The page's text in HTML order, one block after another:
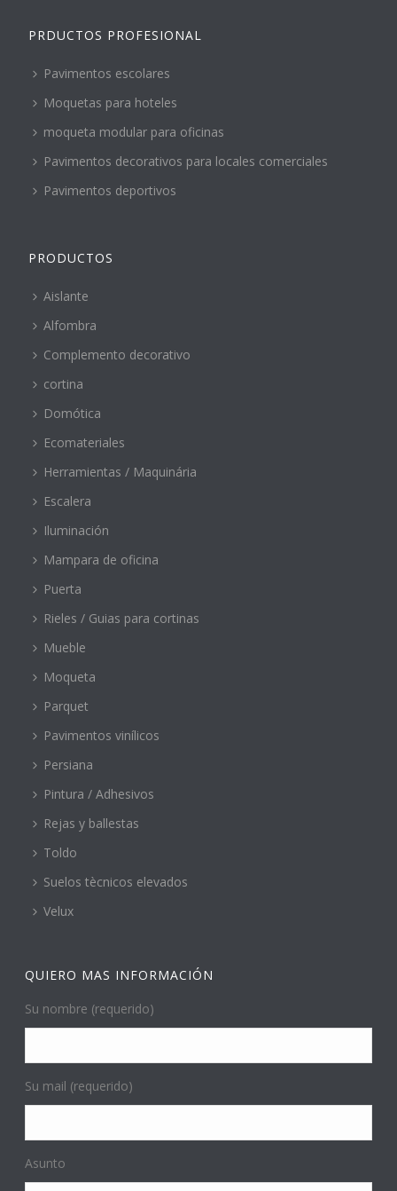
PRDUCTOS PROFESIONAL
Pavimentos escolares
Moquetas para hoteles
moqueta modular para oficinas
Pavimentos decorativos para locales comerciales
Pavimentos deportivos
PRODUCTOS
Aislante
Alfombra
Complemento decorativo
cortina
Domótica
Ecomateriales
Herramientas / Maquinária
Escalera
Iluminación
Mampara de oficina
Puerta
Rieles / Guias para cortinas
Mueble
Moqueta
Parquet
Pavimentos vinílicos
Persiana
Pintura / Adhesivos
Rejas y ballestas
Toldo
Suelos tècnicos elevados
Velux
QUIERO MAS INFORMACIÓN
Su nombre (requerido)
Su mail (requerido)
Asunto